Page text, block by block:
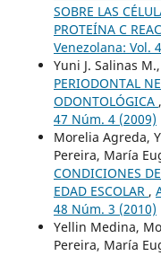
SOBRE LAS
PROTEÍNA C
Venezolana: Vol.
Yuni J. Salinas
PERIODONTAL
ODONTOLÓGICA ,
47 Núm. 4 (2009)
Morelia Agreda,
Pereira, María
CONDICIONES
EDAD ESCOLAR ,
48 Núm. 3 (2010)
Yellin Medina,
Pereira, María